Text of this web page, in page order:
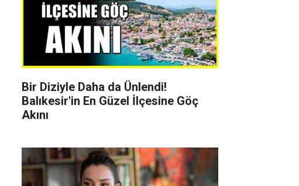
Bir Diziyle Daha da Ünlendi!
Balıkesir'in En Güzel İlçesine Göç
Akını